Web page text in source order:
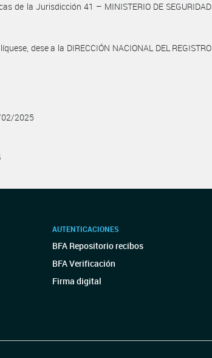
de la Jurisdicción 41 – MINISTERIO DE SEGURIDAD
dese a la DIRECCIÓN NACIONAL DEL REGISTRO
2025
AUTENTICACIONES
BFA Repositorio recibos
BFA Verificación
Firma digital